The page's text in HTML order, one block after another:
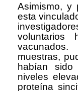
Asimismo, y
esta
voluntarios
muestras,
habían sido
niveles
proteína